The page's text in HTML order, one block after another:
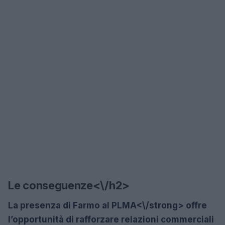
Le conseguenze<\/h2>
La presenza di Farmo al PLMA<\/strong> offre
l’opportunità di rafforzare relazioni commerciali